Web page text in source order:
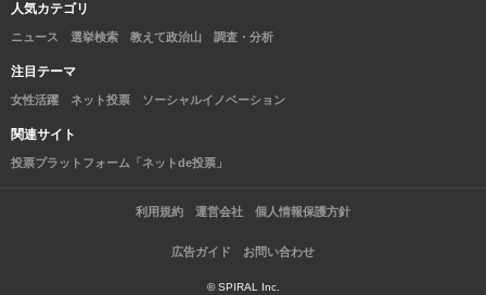
人気カテゴリ
ニュース 選挙検索 教えて政治山 調査・分析
注目テーマ
女性活躍 ネット投票 ソーシャルイノベーション
関連サイト
投票プラットフォーム「ネットde投票」
利用規約 運営会社 個人情報保護方針
広告ガイド お問い合わせ
© SPIRAL Inc.